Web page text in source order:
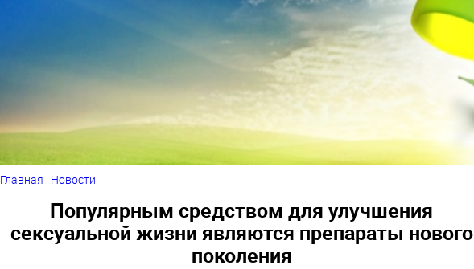
Главная : Новости
Популярным средством для улучшения
сексуальной жизни являются препараты нового
поколения